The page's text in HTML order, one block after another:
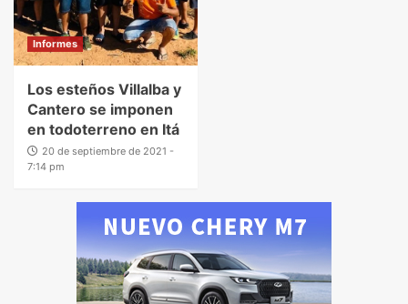
Informes
Los esteños Villalba y
Cantero se imponen
en todoterreno en Itá
20 de septiembre de 2021 -
7:14 pm